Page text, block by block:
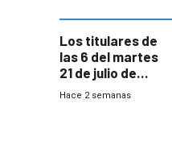
Los titulares de
las 6 del martes
21 de julio de
2026
Hace 2 semanas